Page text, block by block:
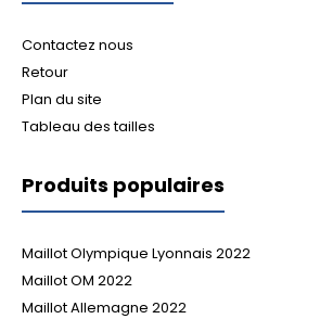
Contactez nous
Retour
Plan du site
Tableau des tailles
Produits populaires
Maillot Olympique Lyonnais 2022
Maillot OM 2022
Maillot Allemagne 2022